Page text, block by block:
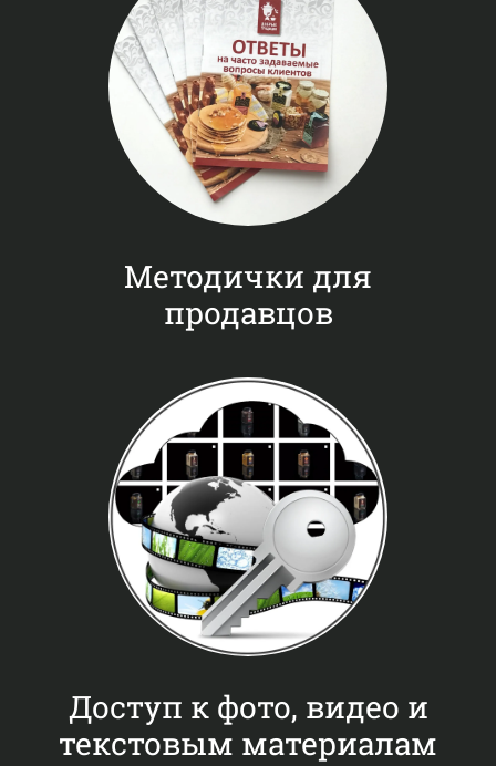
Методички для
продавцов
Доступ к фото, видео и
текстовым материалам